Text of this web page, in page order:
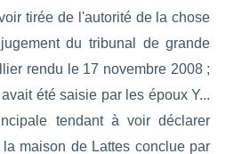
tirée de l'autorité de la chose
du tribunal de grande
rendu le 17 novembre 2008 ;
été saisie par les époux Y...
tendant à voir déclarer
maison de Lattes conclue par